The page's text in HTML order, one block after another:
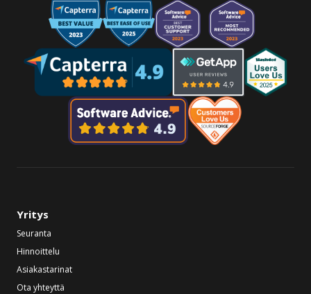
Yritys
Seuranta
Hinnoittelu
Asiakastarinat
Ota yhteyttä